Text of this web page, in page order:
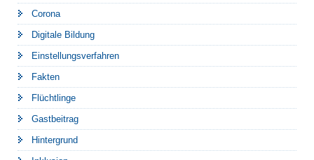
Corona
Digitale Bildung
Einstellungsverfahren
Fakten
Flüchtlinge
Gastbeitrag
Hintergrund